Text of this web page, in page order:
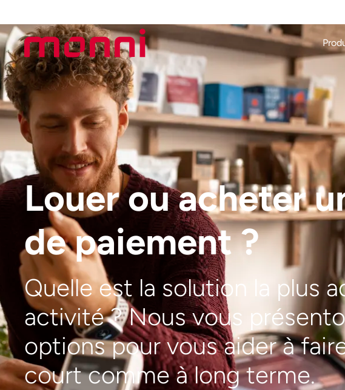
Louer ou acheter
de paiement ?
Quelle est la solution la plus
activité ? Nous vous
options pour vous aider à
court comme à long terme.